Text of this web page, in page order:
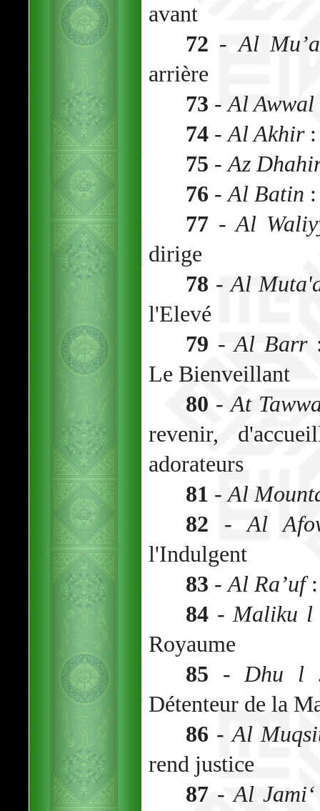
avant
72 - Al
arrière
73 - Al Awwal
74 - Al Akhir:
75 - Az
76 - Al Batin
77 -Al
dirige
78 - Al
l'Elevé
79 -Al Barr:
Le Bienveillant
80 -At
revenir,
adorateurs
81 - Al
82 -Al
l'Indulgent
83 - Al Ra’uf:
84 - Maliku l
Royaume
85 - Dhu l
Détenteur de la
86 - Al
rend justice
87 -Al Jami‘